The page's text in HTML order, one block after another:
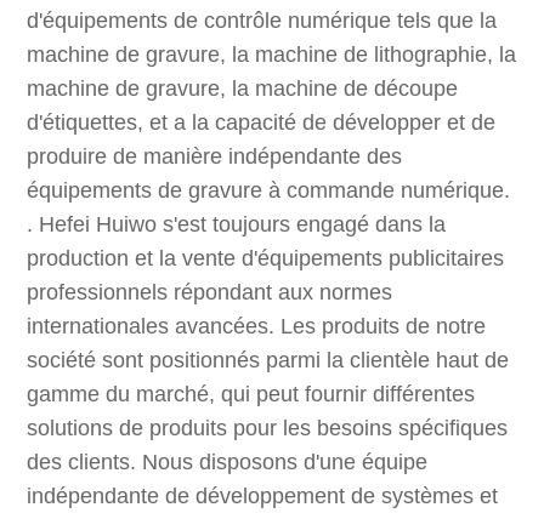
d'équipements de contrôle numérique tels que la
machine de gravure, la machine de lithographie, la
machine de gravure, la machine de découpe
d'étiquettes, et a la capacité de développer et de
produire de manière indépendante des
équipements de gravure à commande numérique.
. Hefei Huiwo s'est toujours engagé dans la
production et la vente d'équipements publicitaires
professionnels répondant aux normes
internationales avancées. Les produits de notre
société sont positionnés parmi la clientèle haut de
gamme du marché, qui peut fournir différentes
solutions de produits pour les besoins spécifiques
des clients. Nous disposons d'une équipe
indépendante de développement de systèmes et